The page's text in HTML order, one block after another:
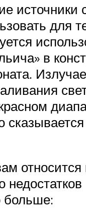
источники
для
в
относится
недостатков
больше: